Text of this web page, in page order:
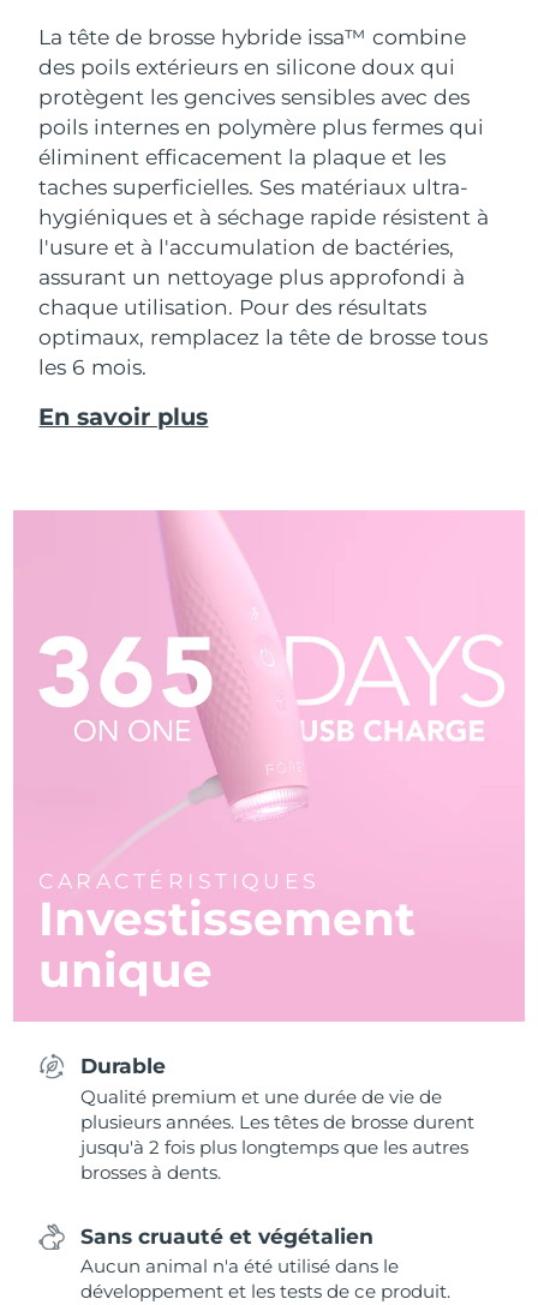
La tête de brosse hybride issa™ combine
des poils extérieurs en silicone doux qui
protègent les gencives sensibles avec des
poils internes en polymère plus fermes qui
éliminent efficacement la plaque et les
taches superficielles. Ses matériaux ultra-
hygiéniques et à séchage rapide résistent à
l'usure et à l'accumulation de bactéries,
assurant un nettoyage plus approfondi à
chaque utilisation. Pour des résultats
optimaux, remplacez la tête de brosse tous
les 6 mois.
En savoir plus
CARACTÉRISTIQUES
Investissement
unique
Durable
Qualité premium et une durée de vie de
plusieurs années. Les têtes de brosse durent
jusqu'à 2 fois plus longtemps que les autres
brosses à dents.
Sans cruauté et végétalien
Aucun animal n'a été utilisé dans le
développement et les tests de ce produit.